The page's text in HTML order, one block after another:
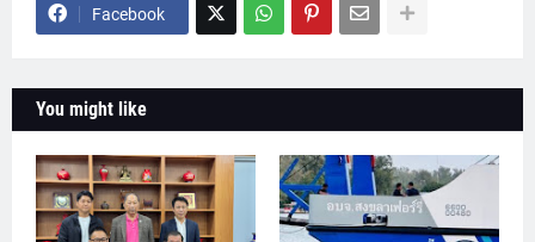
Facebook
You might like